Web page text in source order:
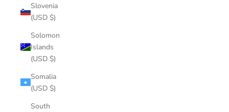
Slovenia
(USD $)
Solomon
Islands
(USD $)
Somalia
(USD $)
South